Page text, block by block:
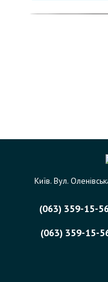
Київ. Вул.
(063) 359-15-
(063) 359-15-